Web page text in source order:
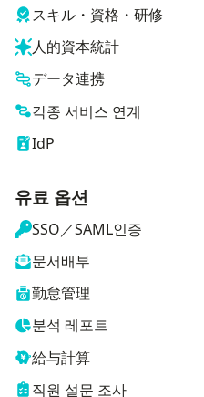
スキル・資格・研修
人的資本統計
データ連携
각종 서비스 연계
IdP
유료 옵션
SSO／SAML인증
문서배부
勤怠管理
분석 레포트
給与計算
직원 설문 조사